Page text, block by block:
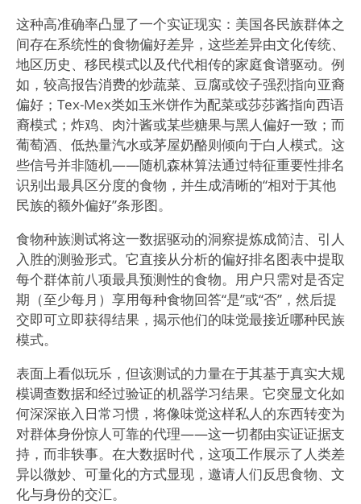
这种高准确率凸显了一个实证现实：美国各民族群体之
间存在系统性的食物偏好差异，这些差异由文化传统、
地区历史、移民模式以及代代相传的家庭食谱驱动。例
如，较高报告消费的炒蔬菜、豆腐或饺子强烈指向亚裔
偏好；Tex-Mex类如玉米饼作为配菜或莎莎酱指向西语
裔模式；炸鸡、肉汁酱或某些糖果与黑人偏好一致；而
葡萄酒、低热量汽水或茅屋奶酪则倾向于白人模式。这
些信号并非随机——随机森林算法通过特征重要性排名
识别出最具区分度的食物，并生成清晰的“相对于其他
民族的额外偏好”条形图。
食物种族测试将这一数据驱动的洞察提炼成简洁、引人
入胜的测验形式。它直接从分析的偏好排名图表中提取
每个群体前八项最具预测性的食物。用户只需对是否定
期（至少每月）享用每种食物回答“是”或“否”，然后提
交即可立即获得结果，揭示他们的味觉最接近哪种民族
模式。
表面上看似玩乐，但该测试的力量在于其基于真实大规
模调查数据和经过验证的机器学习结果。它突显文化如
何深深嵌入日常习惯，将像味觉这样私人的东西转变为
对群体身份惊人可靠的代理——这一切都由实证证据支
持，而非轶事。在大数据时代，这项工作展示了人类差
异以微妙、可量化的方式显现，邀请人们反思食物、文
化与身份的交汇。